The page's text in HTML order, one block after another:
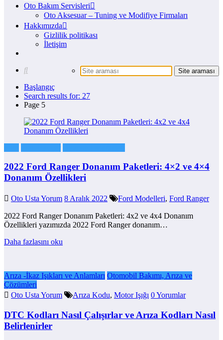
Oto Bakım Servisleri
Oto Aksesuar – Tuning ve Modifiye Firmaları
Hakkımızda
Gizlilik politikası
İletişim
Başlangıç
Search results for: 27
Page 5
2022 Ford Ranger Donanım Paketleri: 4×2 ve 4×4
Donanım Özellikleri
Oto Usta Yorum 8 Aralık 2022 Ford Modelleri, Ford Ranger
2022 Ford Ranger Donanım Paketleri: 4x2 ve 4x4 Donanım
Özellikleri yazımızda 2022 Ford Ranger donanım…
Daha fazlasını oku
Arıza -İkaz Işıkları ve Anlamları Otomobil Bakımı, Arıza ve
Çözümleri
Oto Usta Yorum
Arıza Kodu, Motor Işığı 0 Yorumlar
DTC Kodları Nasıl Çalışırlar ve Arıza Kodları Nasıl
Belirlenirler